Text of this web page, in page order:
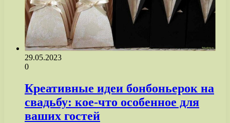
29.05.2023
0
Креативные идеи бонбоньерок на
свадьбу: кое-что особенное для
ваших гостей